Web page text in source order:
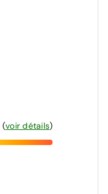
(voir détails)